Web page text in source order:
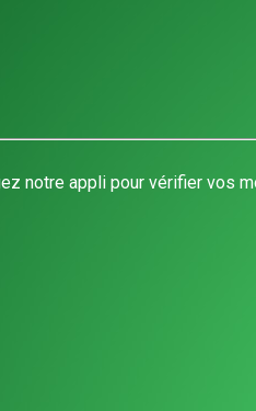
notre appli pour vérifier vos